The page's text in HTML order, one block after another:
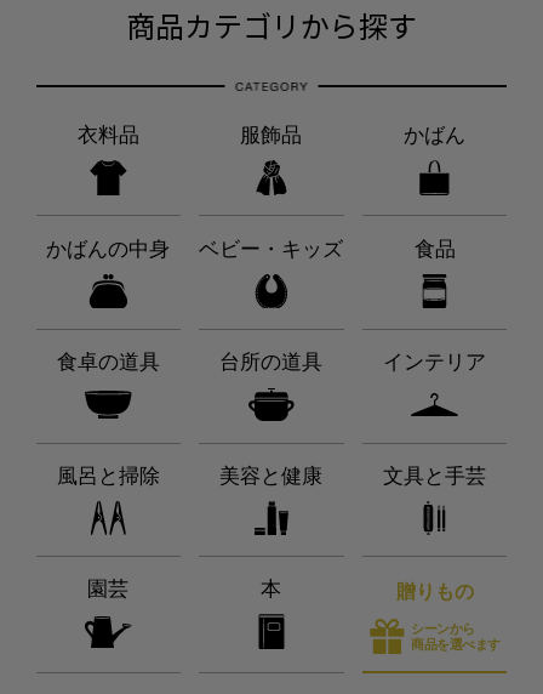
商品カテゴリから探す
衣料品 服飾品 かばん
かばんの中身 ベビー・キッズ 食品
食卓の道具 台所の道具 インテリア
風呂と掃除 美容と健康 文具と手芸
園芸 本 贈りもの
シーンから
商品を選べます